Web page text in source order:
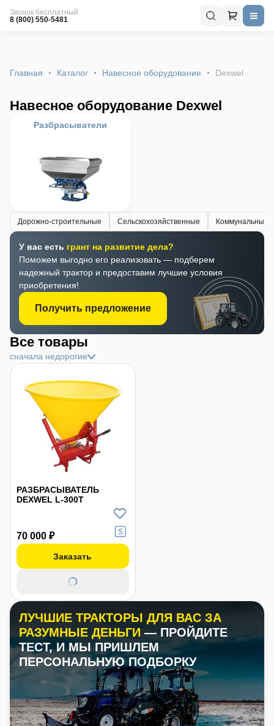
Звонок бесплатный
8 (800) 550-5481
Главная Каталог Навесное оборудование Dexwel
Навесное оборудование Dexwel
Разбрасыватели
Дорожно-строительные Сельскохозяйственные Коммунальные
У вас есть грант на развитие дела?
Поможем выгодно его реализовать — подберем
надежный трактор и предоставим лучшие условия
приобретения!
Получить предложение
Все товары
сначала недорогие
РАЗБРАСЫВАТЕЛЬ
DEXWEL L-300T
70 000 ₽
Заказать
ЛУЧШИЕ ТРАКТОРЫ ДЛЯ ВАС ЗА
РАЗУМНЫЕ ДЕНЬГИ — ПРОЙДИТЕ
ТЕСТ, И МЫ ПРИШЛЕМ
ПЕРСОНАЛЬНУЮ ПОДБОРКУ